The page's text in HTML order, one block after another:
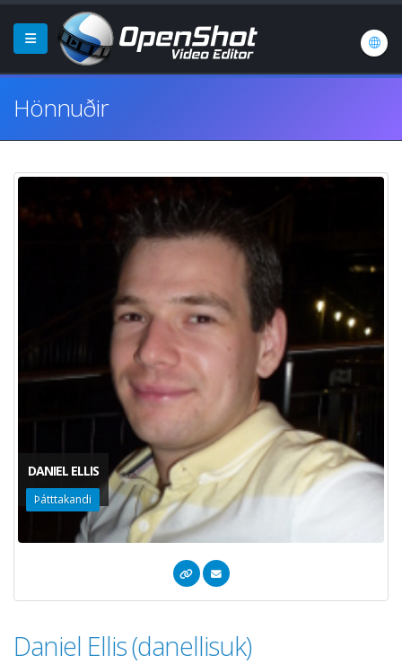
Hönnuðir
DANIEL ELLIS
Þátttakandi
Daniel Ellis (danellisuk)